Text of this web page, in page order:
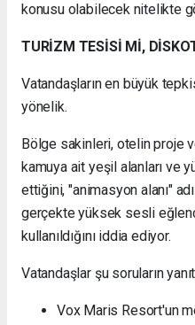
konusu olabilecek nitelikte
TURİZM TESİSİ Mİ,
Vatandaşların en büyük
yönelik.
Bölge sakinleri, otelin proje
kamuya ait yeşil alanları ve
ettiğini, "animasyon alanı"
gerçekte yüksek sesli
kullanıldığını iddia ediyor.
Vatandaşlar şu soruların
Vox Maris Resort'un